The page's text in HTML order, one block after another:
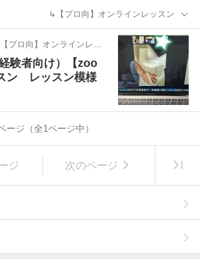
↳【プロ向】オンラインレッスン
ロ向】オンラインレッスン
験者向け）【zoo
ン レッスン模様
ージ（全1ページ中）
ジ 次のページ